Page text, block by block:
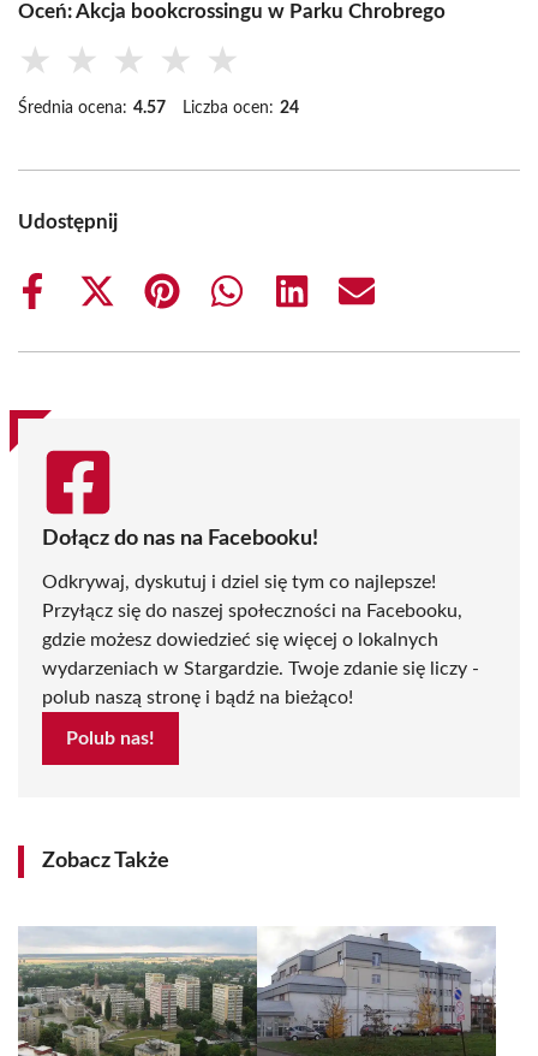
Oceń: Akcja bookcrossingu w Parku Chrobrego
★ ★ ★ ★ ★
Średnia ocena: 4.57 Liczba ocen: 24
Udostępnij
Share
Share
(Twitter)
Share
Share
Share
Share
Dołącz do nas na Facebooku!
Odkrywaj, dyskutuj i dziel się tym co najlepsze!
Przyłącz się do naszej społeczności na Facebooku,
gdzie możesz dowiedzieć się więcej o lokalnych
wydarzeniach w Stargardzie. Twoje zdanie się liczy -
polub naszą stronę i bądź na bieżąco!
Polub nas!
Zobacz Także